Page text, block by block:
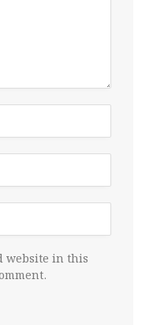
website in this